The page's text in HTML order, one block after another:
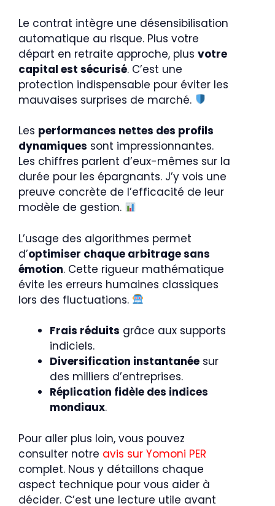
Le contrat intègre une désensibilisation
automatique au risque. Plus votre
départ en retraite approche, plus votre
capital est sécurisé. C’est une
protection indispensable pour éviter les
mauvaises surprises de marché.
Les performances nettes des profils
dynamiques sont impressionnantes.
Les chiffres parlent d’eux-mêmes sur la
durée pour les épargnants. J’y vois une
preuve concrète de l’efficacité de leur
modèle de gestion.
L’usage des algorithmes permet
d’optimiser chaque arbitrage sans
émotion. Cette rigueur mathématique
évite les erreurs humaines classiques
lors des fluctuations.
Frais réduits grâce aux supports
indiciels.
Diversification instantanée sur
des milliers d’entreprises.
Réplication fidèle des indices
mondiaux.
Pour aller plus loin, vous pouvez
consulter notre avis sur Yomoni PER
complet. Nous y détaillons chaque
aspect technique pour vous aider à
décider. C’est une lecture utile avant